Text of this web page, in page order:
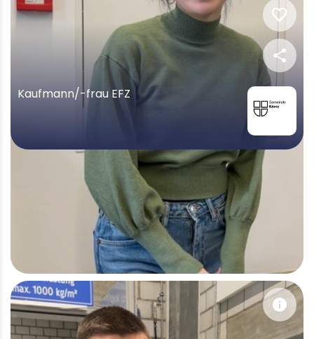
favorite
share
Kaufmann/-frau EFZ
info